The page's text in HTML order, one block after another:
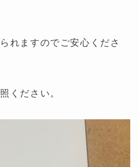
れますのでご安心くださ
ください。